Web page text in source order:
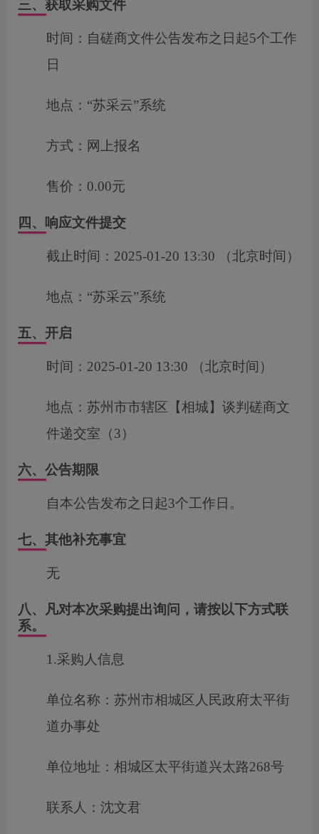
三、获取采购文件
时间： 自磋商文件公告发布之日起5个工作
日
地点： “苏采云”系统
方式： 网上报名
售价： 0.00元
四、响应文件提交
截止时间： 2025-01-20 13:30 （北京时间）
地点： “苏采云”系统
五、开启
时间： 2025-01-20 13:30 （北京时间）
地点： 苏州市市辖区【相城】谈判磋商文
件递交室（3）
六、公告期限
自本公告发布之日起3个工作日。
七、其他补充事宜
无
八、凡对本次采购提出询问，请按以下方式联
系。
1.采购人信息
单位名称：苏州市相城区人民政府太平街
道办事处
单位地址：相城区太平街道兴太路268号
联系人：沈文君